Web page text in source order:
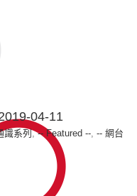
04-11
識系列,-- Featured --, -- 網台